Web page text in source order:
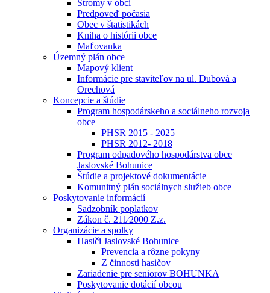
Stromy v obci
Predpoveď počasia
Obec v štatistikách
Kniha o histórii obce
Maľovanka
Územný plán obce
Mapový klient
Informácie pre staviteľov na ul. Dubová a
Orechová
Koncepcie a štúdie
Program hospodárskeho a sociálneho rozvoja
obce
PHSR 2015 - 2025
PHSR 2012- 2018
Program odpadového hospodárstva obce
Jaslovské Bohunice
Štúdie a projektové dokumentácie
Komunitný plán sociálnych služieb obce
Poskytovanie informácií
Sadzobník poplatkov
Zákon č. 211⁄2000 Z.z.
Organizácie a spolky
Hasiči Jaslovské Bohunice
Prevencia a rôzne pokyny
Z činnosti hasičov
Zariadenie pre seniorov BOHUNKA
Poskytovanie dotácií obcou